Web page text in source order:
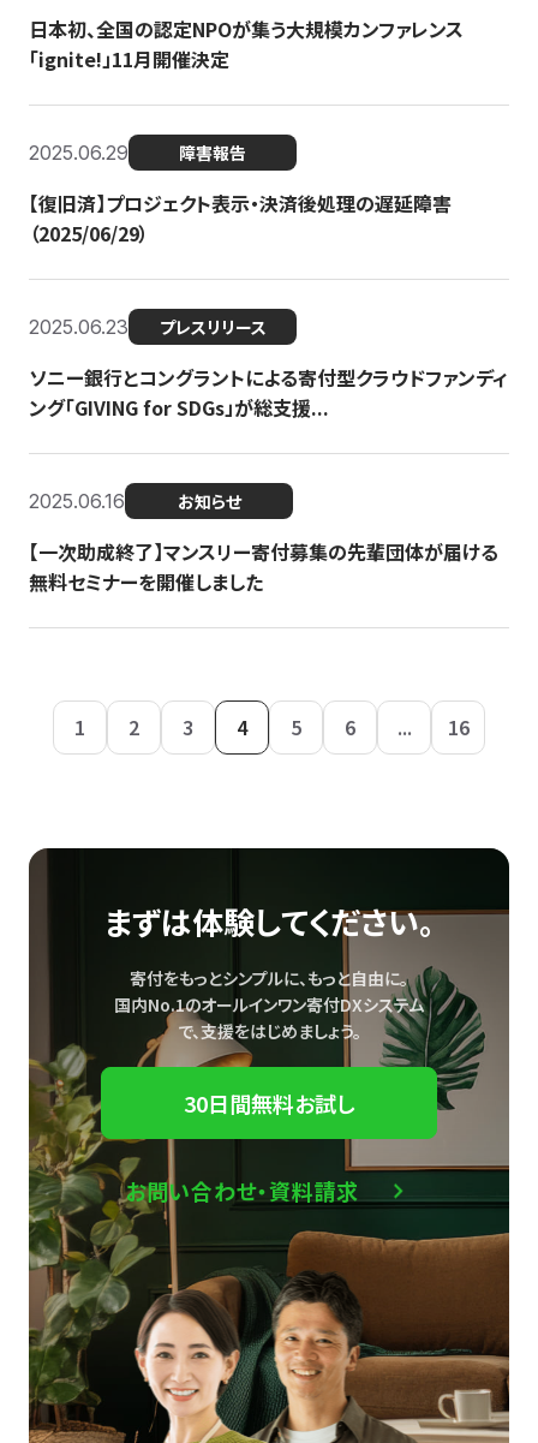
日本初、全国の認定NPOが集う大規模カンファレンス
「ignite!」11月開催決定
2025.06.29 障害報告
【復旧済】プロジェクト表示・決済後処理の遅延障害
（2025/06/29）
2025.06.23 プレスリリース
ソニー銀行とコングラントによる寄付型クラウドファンディ
ング「GIVING for SDGs」が総支援...
2025.06.16 お知らせ
【一次助成終了】マンスリー寄付募集の先輩団体が届ける
無料セミナーを開催しました
1 2 3 4 5 6 ... 16
まずは体験してください。
寄付をもっとシンプルに、もっと自由に。
国内No.1のオールインワン寄付DXシステム
で、支援をはじめましょう。
30日間無料お試し
お問い合わせ・資料請求